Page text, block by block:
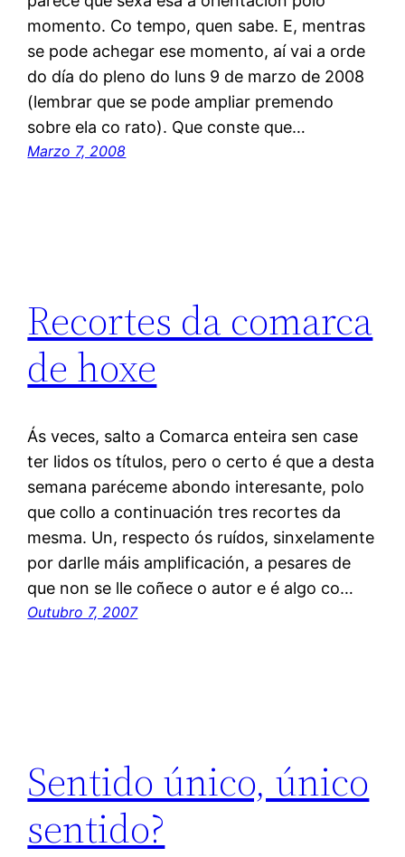
momento. Co tempo, quen sabe. E, mentras
se pode achegar ese momento, aí vai a orde
do día do pleno do luns 9 de marzo de 2008
(lembrar que se pode ampliar premendo
sobre ela co rato). Que conste que…
Marzo 7, 2008
Recortes da comarca
de hoxe
Ás veces, salto a Comarca enteira sen case
ter lidos os títulos, pero o certo é que a desta
semana paréceme abondo interesante, polo
que collo a continuación tres recortes da
mesma. Un, respecto ós ruídos, sinxelamente
por darlle máis amplificación, a pesares de
que non se lle coñece o autor e é algo co…
Outubro 7, 2007
Sentido único, único
sentido?